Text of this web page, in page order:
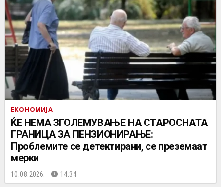
ЕКОНОМИЈА
ЌЕ НЕМА ЗГОЛЕМУВАЊЕ НА СТАРОСНАТА
ГРАНИЦА ЗА ПЕНЗИОНИРАЊЕ:
Проблемите се детектирани, се преземаат
мерки
10.08.2026. 14:34